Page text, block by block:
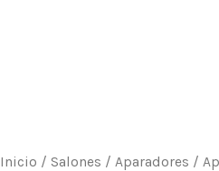
Inicio / Salones / Aparadores /
Niza